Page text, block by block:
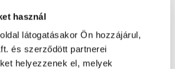
használ
látogatásakor Ön hozzájárul,
és szerződött partnerei
helyezzenek el, melyek
Oldal újratöltése